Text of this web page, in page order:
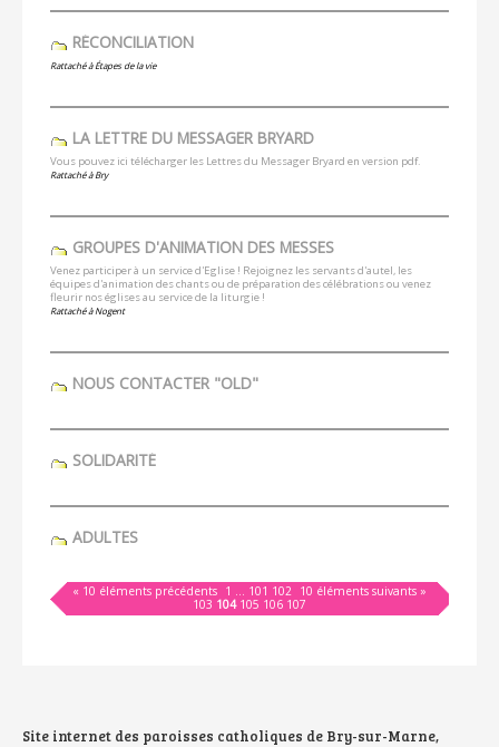
RÉCONCILIATION
Rattaché à Étapes de la vie
LA LETTRE DU MESSAGER BRYARD
Vous pouvez ici télécharger les Lettres du Messager Bryard en version pdf.
Rattaché à Bry
GROUPES D'ANIMATION DES MESSES
Venez participer à un service d'Eglise ! Rejoignez les servants d'autel, les
équipes d'animation des chants ou de préparation des célébrations ou venez
fleurir nos églises au service de la liturgie !
Rattaché à Nogent
NOUS CONTACTER "OLD"
SOLIDARITÉ
ADULTES
« 10 éléments précédents 10 éléments suivants »
1 ... 101 102
103 104 105 106 107
Site internet des paroisses catholiques de Bry-sur-Marne,